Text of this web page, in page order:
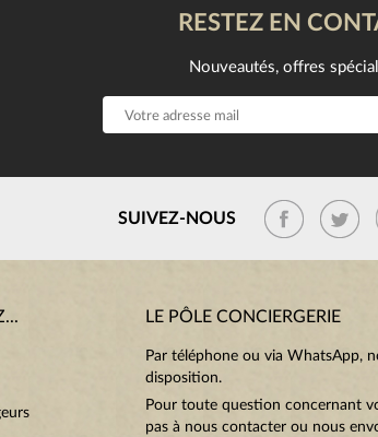
RESTEZ EN
Nouveautés, offres
SUIVEZ-NOUS
LE PÔLE CONCIERGERIE
Par téléphone ou via WhatsApp,
disposition.
Pour toute question concernant
pas à nous contacter ou nous